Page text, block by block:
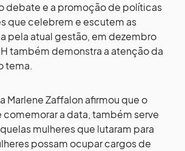
debate e a promoção de políticas
que celebrem e escutem as
pela atual gestão, em dezembro
também demonstra a atenção da
tema.
Marlene Zaffalon afirmou que o
comemorar a data, também serve
mulheres que lutaram para
possam ocupar cargos de